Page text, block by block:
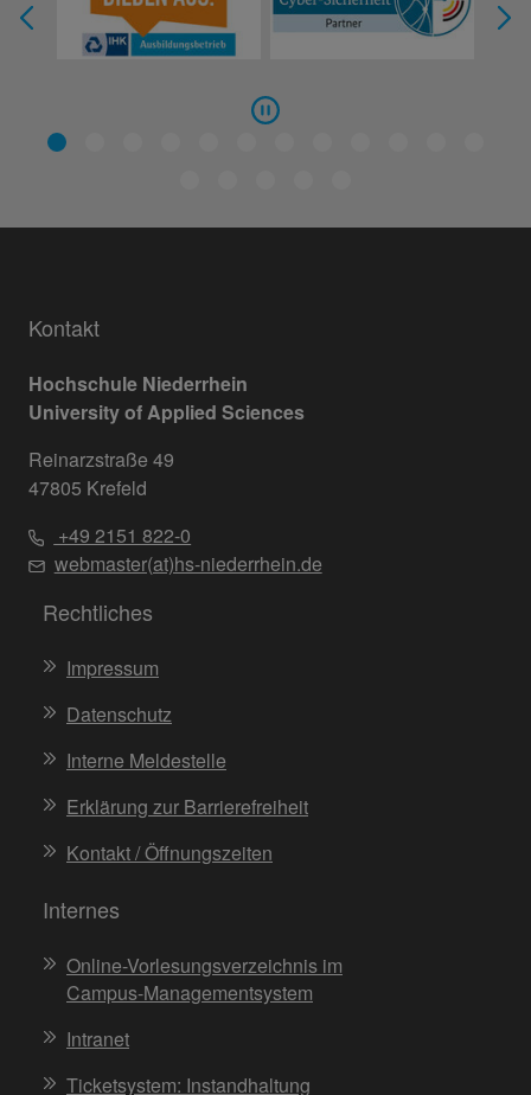
Kontakt
Hochschule Niederrhein
University of Applied Sciences
Reinarzstraße 49
47805 Krefeld
+49 2151 822-0
webmaster(at)hs-niederrhein.de
Rechtliches
Impressum
Datenschutz
Interne Meldestelle
Erklärung zur Barrierefreiheit
Kontakt / Öffnungszeiten
Internes
Online-Vorlesungsverzeichnis im
Campus-Managementsystem
Intranet
Ticketsystem: Instandhaltung